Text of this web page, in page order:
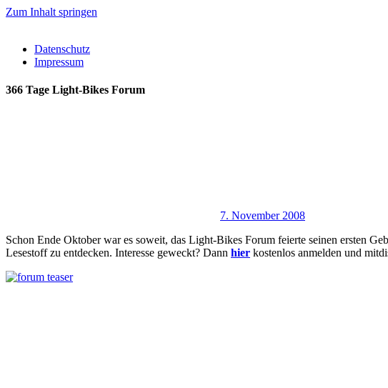
Zum Inhalt springen
Datenschutz
Impressum
366 Tage Light-Bikes Forum
7. November 2008
Schon Ende Oktober war es soweit, das Light-Bikes Forum feierte seinen ersten
Lesestoff zu entdecken. Interesse geweckt? Dann hier kostenlos anmelden und